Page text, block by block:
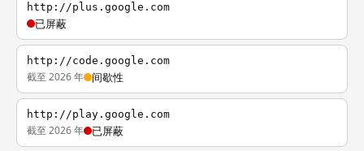
http://plus.google.com
已屏蔽
http://code.google.com
截至 2026 年 间歇性
http://play.google.com
截至 2026 年 已屏蔽